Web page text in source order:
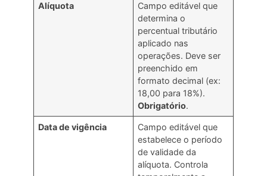
Alíquota
Campo editável que
determina o
percentual tributário
aplicado nas
operações. Deve ser
preenchido em
formato decimal (ex:
18,00 para 18%).
Obrigatório.
Data de vigência
Campo editável que
estabelece o período
de validade da
alíquota. Controla